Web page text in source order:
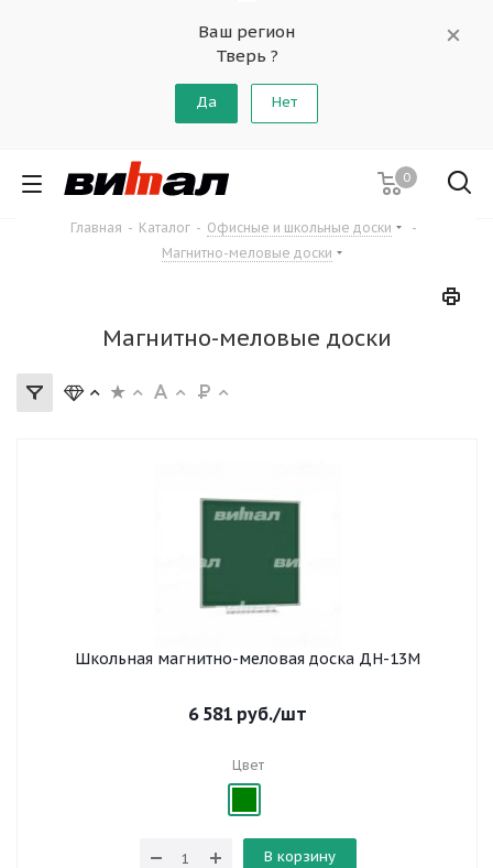
Ваш регион
Тверь ?
Да Нет
0
Главная - Каталог - Офисные и школьные доски
-
Магнитно-меловые доски
Магнитно-меловые доски
Школьная магнитно-меловая доска ДН-13М
6 581 руб./шт
Цвет
В корзину